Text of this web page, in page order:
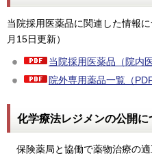
当院採用医薬品に関連した情報
月15日更新）
当院採用医薬品（院内
院外専用薬品一覧（
化学療法レジメンの公開に
保険薬局と協働で薬物治療の